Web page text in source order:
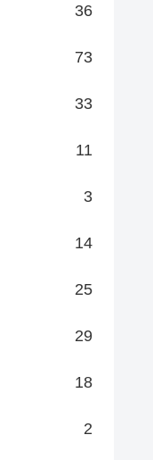
36
73
33
11
3
14
25
29
18
2